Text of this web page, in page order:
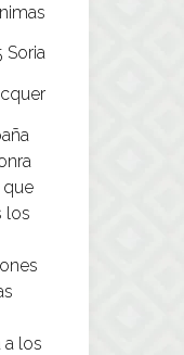
Soria
que
los
a los